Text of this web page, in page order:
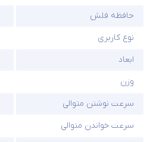
حافظه فلش
نوع کاربری
ابعاد
وزن
سرعت نوشتن متوالی
سرعت خواندن متوالی